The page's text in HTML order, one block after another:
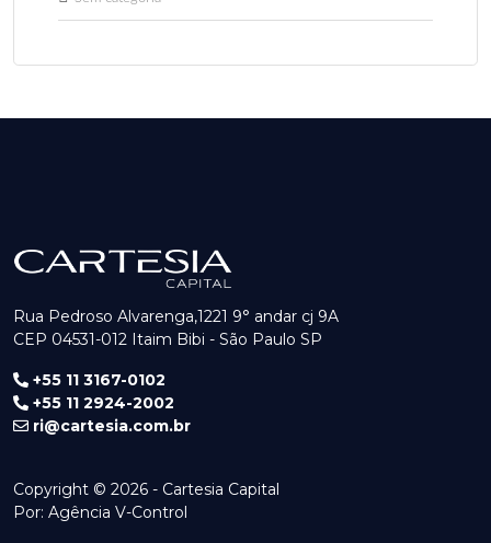
Rua Pedroso Alvarenga,1221 9° andar cj 9A
CEP 04531-012 Itaim Bibi - São Paulo SP
+55 11 3167-0102
+55 11 2924-2002
ri@cartesia.com.br
Copyright © 2026 - Cartesia Capital
Por: Agência V-Control